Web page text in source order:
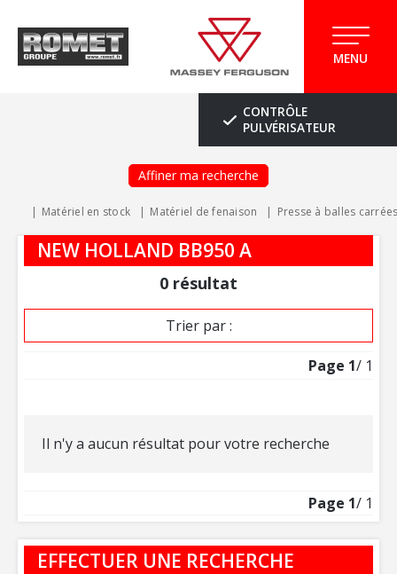
MENU
CONTRÔLE
PULVÉRISATEUR
Affiner ma recherche
Matériel en stock Matériel de fenaison Presse à balles
NEW HOLLAND BB950 A
0 résultat
Trier par :
Page 1/ 1
Il n'y a aucun résultat pour votre recherche
Page 1/ 1
EFFECTUER UNE RECHERCHE